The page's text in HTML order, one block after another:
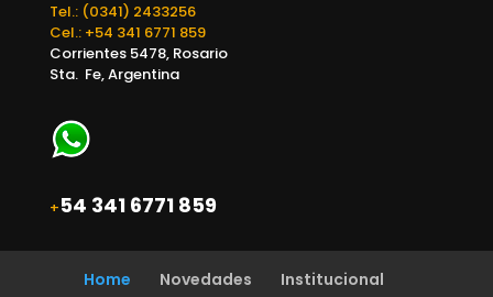
Tel.: (0341) 2433256
Cel.: +54 341 6771 859
Corrientes 5478, Rosario
Sta. Fe, Argentina
+54 341 6771 859
Home Novedades
Institucional